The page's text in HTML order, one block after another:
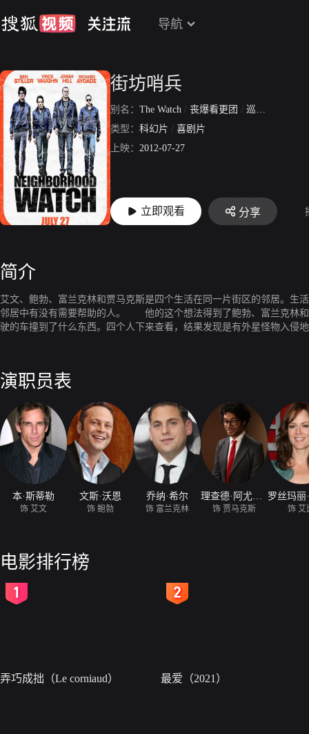
导航
街坊哨兵
别名： The Watch / 丧爆看更团 / 巡逻惊很大
类型： 科幻片 / 喜剧片
上映： 2012-07-27
立即观看 分享
简介
艾文、鲍勃、富兰克林和贾马克斯是四个生活在同一片街区的邻居。
邻居中有没有需要帮助的人。 他的这个想法得到了鲍勃、富兰克林和
驶的车撞到了什么东西。四个人下来查看，结果发现是有外星怪物入侵
演职员表
本·斯蒂勒
饰 艾文
文斯·沃恩
饰 鲍勃
乔纳·希尔
饰 富兰克林 饰 贾马克斯 饰 艾
电影排行榜
弄巧成拙（Le corniaud） 最爱（2021）